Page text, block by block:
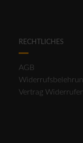
RECHTLICHES
AGB
Vertrag